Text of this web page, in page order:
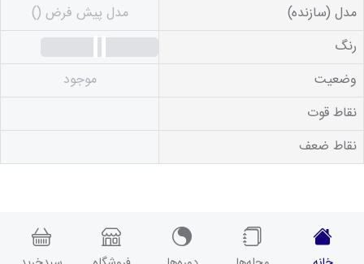
مدل (سازنده)
مدل پیش فرض ()
رنگ
وضعیت
موجود
نقاط قوت
نقاط ضعف